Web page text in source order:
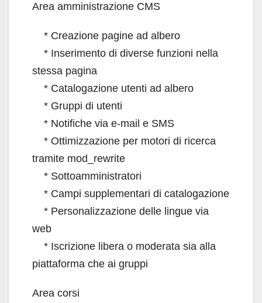
Area amministrazione CMS
* Creazione pagine ad albero
* Inserimento di diverse funzioni nella
stessa pagina
* Catalogazione utenti ad albero
* Gruppi di utenti
* Notifiche via e-mail e SMS
* Ottimizzazione per motori di ricerca
tramite mod_rewrite
* Sottoamministratori
* Campi supplementari di catalogazione
* Personalizzazione delle lingue via
web
* Iscrizione libera o moderata sia alla
piattaforma che ai gruppi
Area corsi